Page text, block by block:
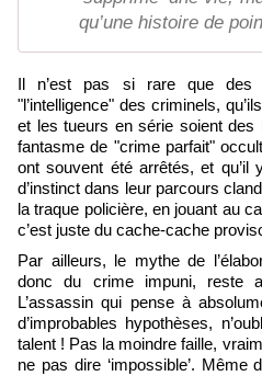
qu’une histoire de
Il n’est pas si rare que des
"l’intelligence" des criminels,
et les tueurs en série soient
fantasme de "crime parfait"
ont souvent été arrêtés, et qu’il
d’instinct dans leur parcours
la traque policière, en jouant au
c’est juste du cache-cache
Par ailleurs, le mythe de
donc du crime impuni, reste
L’assassin qui pense à
d’improbables hypothèses,
talent ! Pas la moindre faille,
ne pas dire ‘impossible’. Même